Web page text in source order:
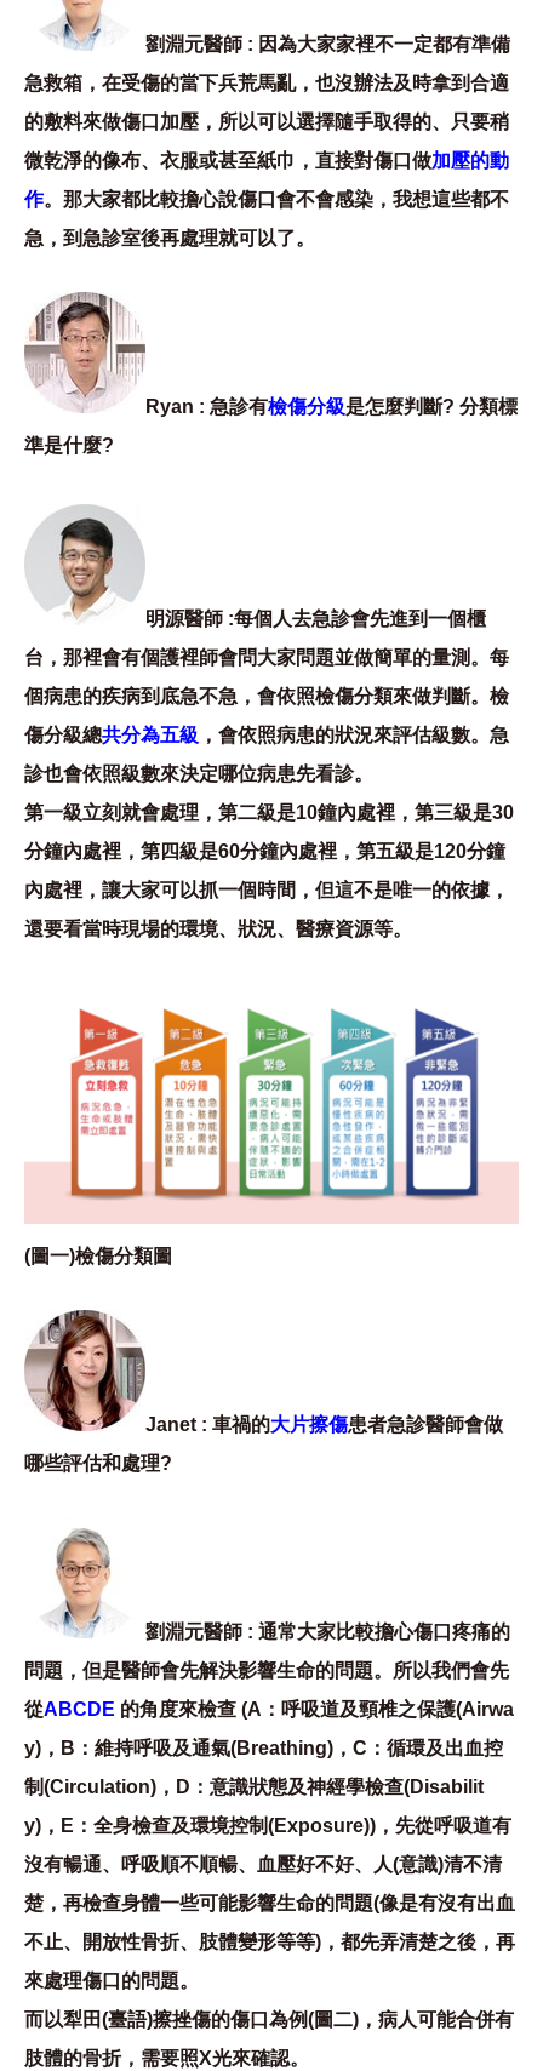
劉淵元醫師 : 因為大家家裡不一定都有準備
急救箱，在受傷的當下兵荒馬亂，也沒辦法及時拿到合適
的敷料來做傷口加壓，所以可以選擇隨手取得的、只要稍
微乾淨的像布、衣服或甚至紙巾，直接對傷口做加壓的動
作。那大家都比較擔心說傷口會不會感染，我想這些都不
急，到急診室後再處理就可以了。
Ryan : 急診有檢傷分級是怎麼判斷? 分類標
準是什麼?
明源醫師 :每個人去急診會先進到一個櫃
台，那裡會有個護裡師會問大家問題並做簡單的量測。每
個病患的疾病到底急不急，會依照檢傷分類來做判斷。檢
傷分級總共分為五級 ，會依照病患的狀況來評估級數。急
診也會依照級數來決定哪位病患先看診。
第一級立刻就會處理，第二級是10鐘內處裡，第三級是30
分鐘內處裡，第四級是60分鐘內處裡，第五級是120分鐘
內處裡，讓大家可以抓一個時間，但這不是唯一的依據，
還要看當時現場的環境、狀況、醫療資源等。
(圖一)檢傷分類圖
Janet : 車禍的大片擦傷患者急診醫師會做
哪些評估和處理?
劉淵元醫師 : 通常大家比較擔心傷口疼痛的
問題，但是醫師會先解決影響生命的問題。所以我們會先
從ABCDE 的角度來檢查 (A：呼吸道及頸椎之保護(Airwa
y)，B：維持呼吸及通氣(Breathing)，C：循環及出血控
制(Circulation)，D：意識狀態及神經學檢查(Disabilit
y)，E：全身檢查及環境控制(Exposure))，先從呼吸道有
沒有暢通、呼吸順不順暢、血壓好不好、人(意識)清不清
楚，再檢查身體一些可能影響生命的問題(像是有沒有出血
不止、開放性骨折、肢體變形等等)，都先弄清楚之後，再
來處理傷口的問題。
而以犁田(臺語)擦挫傷的傷口為例(圖二)，病人可能合併有
肢體的骨折，需要照X光來確認。